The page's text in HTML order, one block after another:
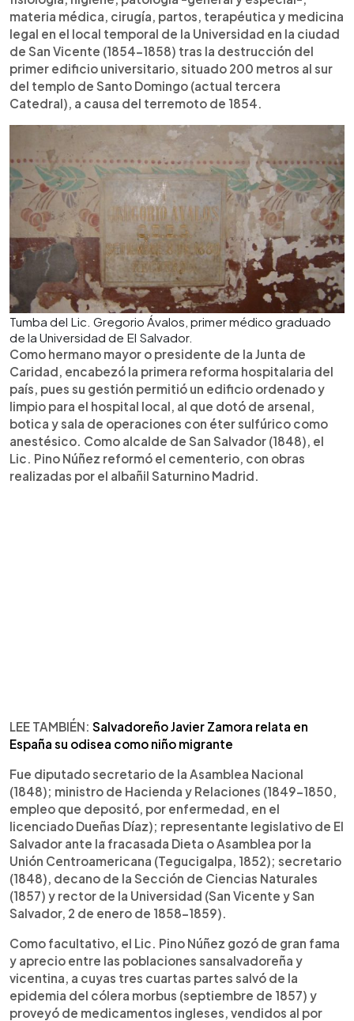
materia médica, cirugía, partos, terapéutica y medicina
legal en el local temporal de la Universidad en la ciudad
de San Vicente (1854-1858) tras la destrucción del
primer edificio universitario, situado 200 metros al sur
del templo de Santo Domingo (actual tercera
Catedral), a causa del terremoto de 1854.
Tumba del Lic. Gregorio Ávalos, primer médico graduado
de la Universidad de El Salvador.
Como hermano mayor o presidente de la Junta de
Caridad, encabezó la primera reforma hospitalaria del
país, pues su gestión permitió un edificio ordenado y
limpio para el hospital local, al que dotó de arsenal,
botica y sala de operaciones con éter sulfúrico como
anestésico. Como alcalde de San Salvador (1848), el
Lic. Pino Núñez reformó el cementerio, con obras
realizadas por el albañil Saturnino Madrid.
LEE TAMBIÉN: Salvadoreño Javier Zamora relata en
España su odisea como niño migrante
Fue diputado secretario de la Asamblea Nacional
(1848); ministro de Hacienda y Relaciones (1849-1850,
empleo que depositó, por enfermedad, en el
licenciado Dueñas Díaz); representante legislativo de El
Salvador ante la fracasada Dieta o Asamblea por la
Unión Centroamericana (Tegucigalpa, 1852); secretario
(1848), decano de la Sección de Ciencias Naturales
(1857) y rector de la Universidad (San Vicente y San
Salvador, 2 de enero de 1858-1859).
Como facultativo, el Lic. Pino Núñez gozó de gran fama
y aprecio entre las poblaciones sansalvadoreña y
vicentina, a cuyas tres cuartas partes salvó de la
epidemia del cólera morbus (septiembre de 1857) y
proveyó de medicamentos ingleses, vendidos al por